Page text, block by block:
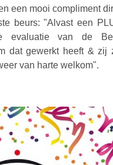
een mooi compliment
beurs: "Alvast een
evaluatie van de
dat gewerkt heeft & zij
van harte welkom".